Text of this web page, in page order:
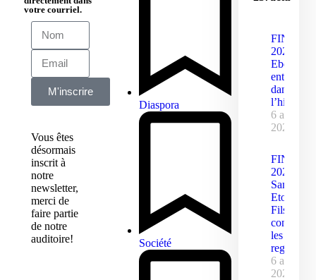
votre courriel.
M'inscrire
Vous êtes
désormais
inscrit à
notre
newsletter,
merci de
faire partie
de notre
auditoire!
Diaspora
Société
FINAJU
2026 :
Ebolowa
entre
dans
l’histoire
6 août
2026
FINAJU
2026 :
Samuel
Eto’o
Fils
concentre
les
regards
6 août
2026